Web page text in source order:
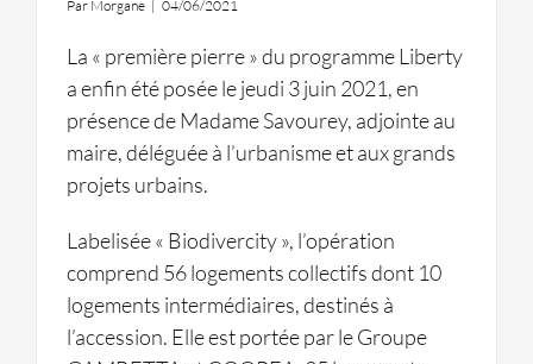
Par Morgane | 04/06/2021
La « première pierre » du programme Liberty
a enfin été posée le jeudi 3 juin 2021, en
présence de Madame Savourey, adjointe au
maire, déléguée à l’urbanisme et aux grands
projets urbains.
Labelisée « Biodivercity », l’opération
comprend 56 logements collectifs dont 10
logements intermédiaires, destinés à
l’accession. Elle est portée par le Groupe